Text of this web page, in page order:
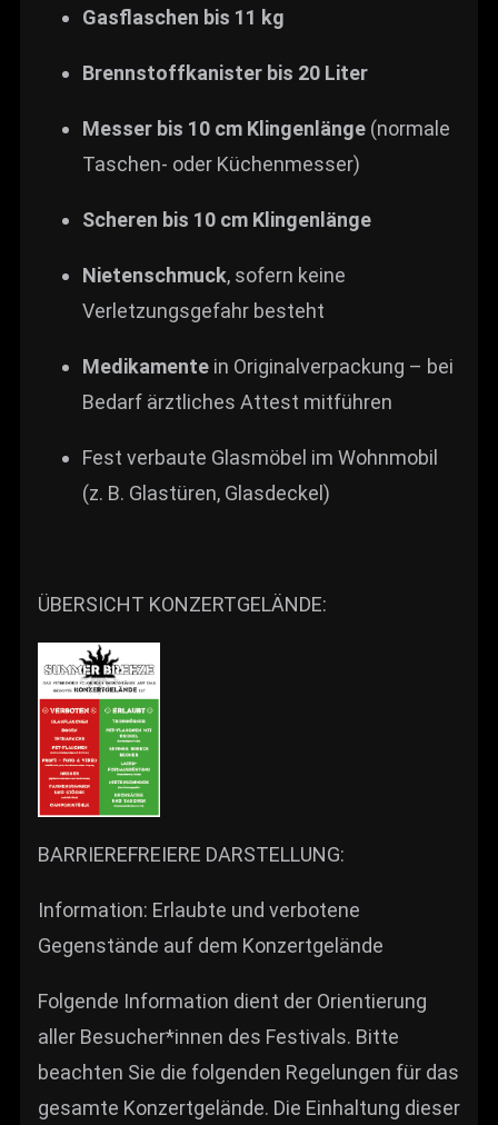
Gasflaschen bis 11 kg
Brennstoffkanister bis 20 Liter
Messer bis 10 cm Klingenlänge (normale
Taschen- oder Küchenmesser)
Scheren bis 10 cm Klingenlänge
Nietenschmuck, sofern keine
Verletzungsgefahr besteht
Medikamente in Originalverpackung – bei
Bedarf ärztliches Attest mitführen
Fest verbaute Glasmöbel im Wohnmobil
(z. B. Glastüren, Glasdeckel)
ÜBERSICHT KONZERTGELÄNDE:
BARRIEREFREIERE DARSTELLUNG:
Information: Erlaubte und verbotene
Gegenstände auf dem Konzertgelände
Folgende Information dient der Orientierung
aller Besucher*innen des Festivals. Bitte
beachten Sie die folgenden Regelungen für das
gesamte Konzertgelände. Die Einhaltung dieser